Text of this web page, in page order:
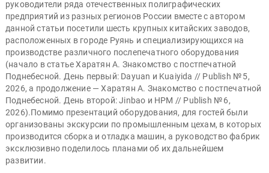
руководители ряда отечественных полиграфических
предприятий из разных регионов России вместе с автором
данной статьи посетили шесть крупных китайских заводов,
расположенных в городе Руянь и специализирующихся на
производстве различного послепечатного оборудования
(начало в статье Харатян А. Знакомство с постпечатной
Поднебесной. День первый: Dayuan и Kuaiyida // Publish № 5,
2026, а продолжение — Харатян А. Знакомство с постпечатной
Поднебесной. День второй: Jinbao и HPM // Publish № 6,
2026).Помимо презентаций оборудования, для гостей были
организованы экскурсии по промышленным цехам, в которых
производится сборка и отладка машин, а руководство фабрик
эксклюзивно поделилось планами об их дальнейшем
развитии.